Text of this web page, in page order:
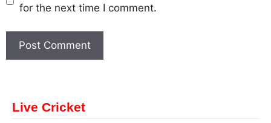
for the next time I comment.
Live Cricket